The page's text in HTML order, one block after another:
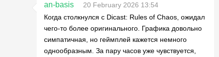
an-basis
20 February 2026 13:54
Когда столкнулся с Dicast: Rules of Chaos, ожидал
чего-то более оригинального. Графика довольно
симпатичная, но геймплей кажется немного
однообразным. За пару часов уже чувствуется,